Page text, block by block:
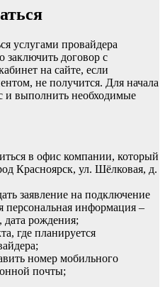
услугами провайдера
заключить договор с
на сайте, если
не получится. Для начала
и выполнить необходимые
в офис компании, который
Красноярск, ул. Шёлковая, д.
заявление на подключение
персональная информация –
рождения;
где планируется
номер мобильного
почты;